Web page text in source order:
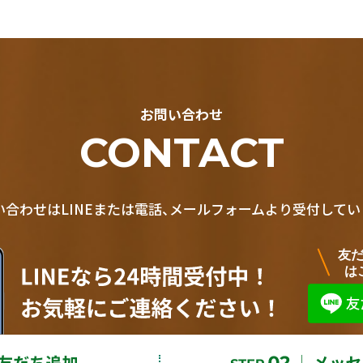
お問い合わせ
CONTACT
合わせはLINEまたは電話、メールフォームより受付してい